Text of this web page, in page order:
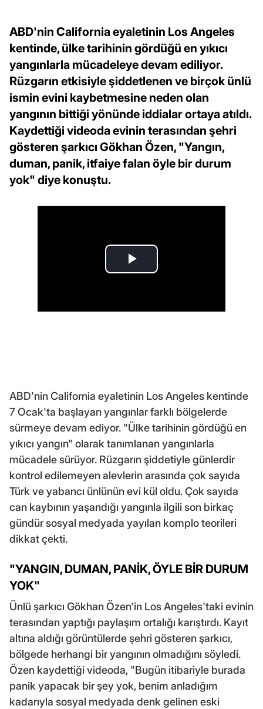
ABD'nin California eyaletinin Los Angeles
kentinde, ülke tarihinin gördüğü en yıkıcı
yangınlarla mücadeleye devam ediliyor.
Rüzgarın etkisiyle şiddetlenen ve birçok ünlü
ismin evini kaybetmesine neden olan
yangının bittiği yönünde iddialar ortaya atıldı.
Kaydettiği videoda evinin terasından şehri
gösteren şarkıcı Gökhan Özen, "Yangın,
duman, panik, itfaiye falan öyle bir durum
yok" diye konuştu.
ABD'nin California eyaletinin Los Angeles kentinde
7 Ocak'ta başlayan yangınlar farklı bölgelerde
sürmeye devam ediyor. "Ülke tarihinin gördüğü en
yıkıcı yangın" olarak tanımlanan yangınlarla
mücadele sürüyor. Rüzgarın şiddetiyle günlerdir
kontrol edilemeyen alevlerin arasında çok sayıda
Türk ve yabancı ünlünün evi kül oldu. Çok sayıda
can kaybının yaşandığı yangınla ilgili son birkaç
gündür sosyal medyada yayılan komplo teorileri
dikkat çekti.
"YANGIN, DUMAN, PANİK, ÖYLE BİR DURUM
YOK"
Ünlü şarkıcı Gökhan Özen'in Los Angeles'taki evinin
terasından yaptığı paylaşım ortalığı karıştırdı. Kayıt
altına aldığı görüntülerde şehri gösteren şarkıcı,
bölgede herhangi bir yangının olmadığını söyledi.
Özen kaydettiği videoda, "Bugün itibariyle burada
panik yapacak bir şey yok, benim anladığım
kadarıyla sosyal medyada denk gelinen eski